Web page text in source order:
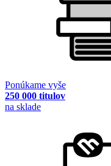
Ponúkame vyše
250 000 titulov
na sklade